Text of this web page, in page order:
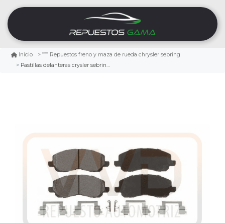
Inicio
Repuestos freno y maza de rueda chrysler sebring
Pastillas delanteras crysler sebring 2001/2010